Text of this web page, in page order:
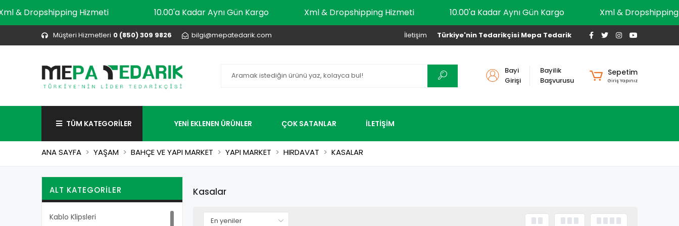
Xml & Dropshipping Hizmeti 10.00'a Kadar Aynı Gün Kargo Xml & Dropshipping Hizmeti 10.00'a Kadar Aynı Gün Kargo Xml &
Müşteri Hizmetleri 0 (850) 309 9826 bilgi@mepatedarik.com Türkiye'nin Tedarikçisi Mepa Tedarik
İletişim
Bayi
Girişi
Bayilik
Başvurusu
Sepetim
Giriş Yapınız
TÜM KATEGORİLER YENİ EKLENEN ÜRÜNLER ÇOK SATANLAR İLETİŞİM
ANA SAYFA YAŞAM BAHÇE VE YAPI MARKET YAPI MARKET HIRDAVAT KASALAR
ALT KATEGORILER
Kablo Klipsleri
Kasalar